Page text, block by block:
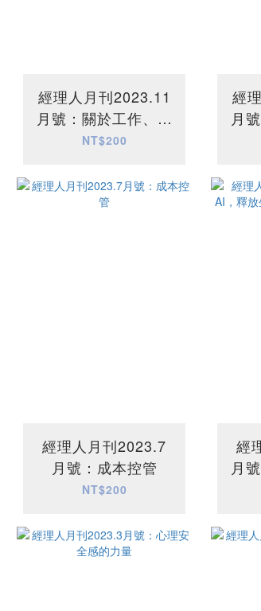
經理人月刊2023.11
月號：關於工作、人
生的80個解答
NT$200
經
月
經理人月刊2023.7
月號：成本控管
NT$200
經
月